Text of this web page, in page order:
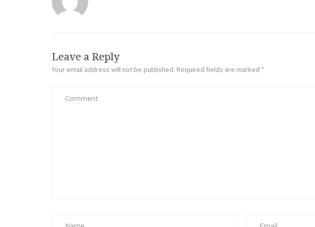
Leave a Reply
Your email address will not be published. Required fields are marked *